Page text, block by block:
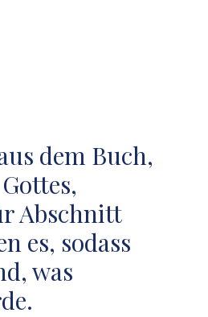
dem Buch,
Abschnitt
es, sodass
was